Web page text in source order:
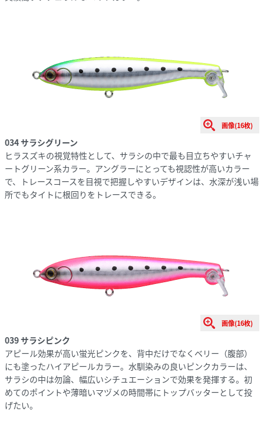
画像(16枚)
034 サラシグリーン
ヒラスズキの視覚特性として、サラシの中で最も目立ちやすいチャ
ートグリーン系カラー。アングラーにとっても視認性が高いカラー
で、トレースコースを目視で把握しやすいデザインは、水深が浅い場
所でもタイトに根回りをトレースできる。
画像(16枚)
039 サラシピンク
アピール効果が高い蛍光ピンクを、背中だけでなくベリー（腹部）
にも塗ったハイアピールカラー。水馴染みの良いピンクカラーは、
サラシの中は勿論、幅広いシチュエーションで効果を発揮する。初
めてのポイントや薄暗いマヅメの時間帯にトップバッターとして投
げたい。